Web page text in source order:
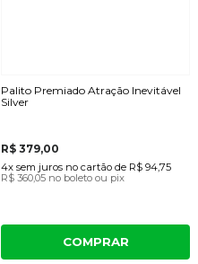
Palito Premiado Atração Inevitável
Silver
R$ 379,00
4x sem juros no cartão de R$ 94,75
R$ 360,05 no boleto ou pix
COMPRAR